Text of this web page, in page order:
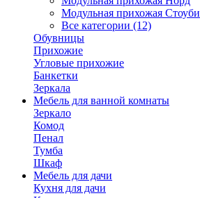
Модульная прихожая Стоуби
Все категории (12)
Обувницы
Прихожие
Угловые прихожие
Банкетки
Зеркала
Мебель для ванной комнаты
Зеркало
Комод
Пенал
Тумба
Шкаф
Мебель для дачи
Кухня для дачи